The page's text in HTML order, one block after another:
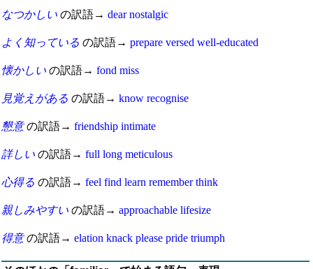
なつかしい の訳語→ dear nostalgic
よく知っている の訳語→ prepare versed well-educated
懐かしい の訳語→ fond miss
見覚えがある の訳語→ know recognise
懇意の訳語→ friendship intimate
詳しい の訳語→ full long meticulous
心得る の訳語→ feel find learn remember think
親しみやすい の訳語→ approachable lifesize
得意の訳語→ elation knack please pride triumph